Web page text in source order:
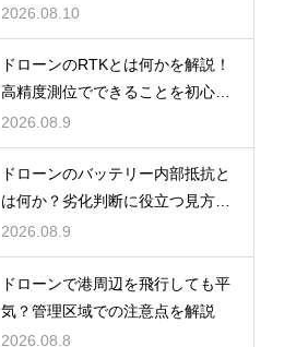
すく解説
2026.08.10
ドローンのRTKとは何かを解説！
高精度測位でできることを初心者
向けに紹介
2026.08.9
ドローンのバッテリー内部抵抗と
は何か？劣化判断に役立つ見方を
わかりやすく解説
2026.08.9
ドローンで港周辺を飛行しても平
気？管理区域での注意点を解説
2026.08.8